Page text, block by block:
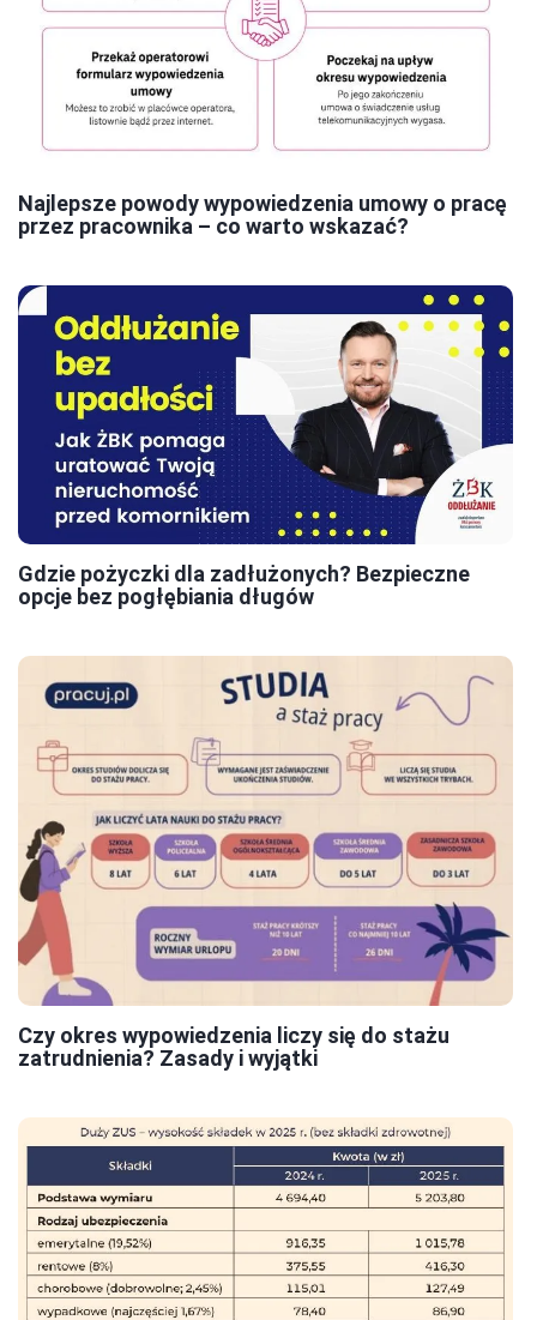
Najlepsze powody wypowiedzenia umowy o pracę
przez pracownika – co warto wskazać?
Gdzie pożyczki dla zadłużonych? Bezpieczne
opcje bez pogłębiania długów
Czy okres wypowiedzenia liczy się do stażu
zatrudnienia? Zasady i wyjątki